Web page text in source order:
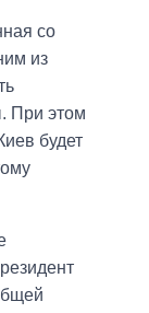
со
из
При этом
будет